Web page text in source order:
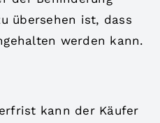
übersehen ist, dass
werden kann.
kann der Käufer